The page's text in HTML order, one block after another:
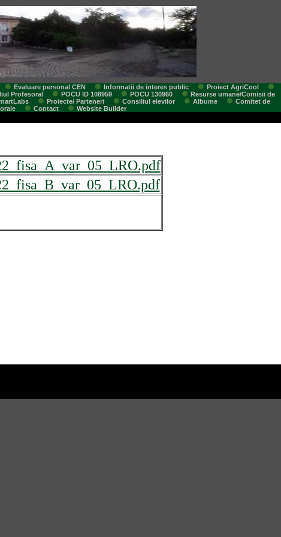
Evaluare personal CEN Informatii de interes public
Proiect AgriCool
Profesoral POCU ID 108959 POCU 130960
Resurse umane/Comisii de
Proiecte/ Parteneri Consiliul elevilor Albume
Comitet de
Contact Website Builder